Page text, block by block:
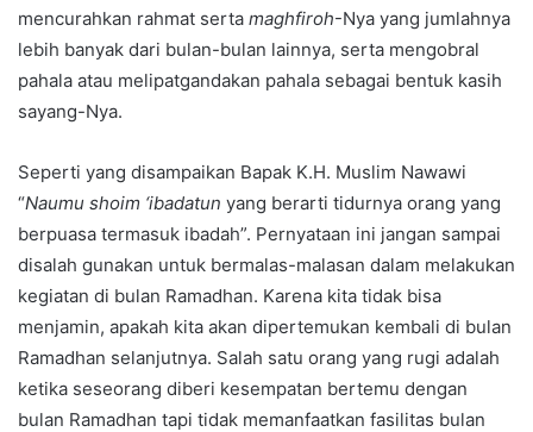
mencurahkan rahmat serta maghfiroh-Nya yang jumlahnya
lebih banyak dari bulan-bulan lainnya, serta mengobral
pahala atau melipatgandakan pahala sebagai bentuk kasih
sayang-Nya.
Seperti yang disampaikan Bapak K.H. Muslim Nawawi
“Naumu shoim ‘ibadatun yang berarti tidurnya orang yang
berpuasa termasuk ibadah”. Pernyataan ini jangan sampai
disalah gunakan untuk bermalas-malasan dalam melakukan
kegiatan di bulan Ramadhan. Karena kita tidak bisa
menjamin, apakah kita akan dipertemukan kembali di bulan
Ramadhan selanjutnya. Salah satu orang yang rugi adalah
ketika seseorang diberi kesempatan bertemu dengan
bulan Ramadhan tapi tidak memanfaatkan fasilitas bulan